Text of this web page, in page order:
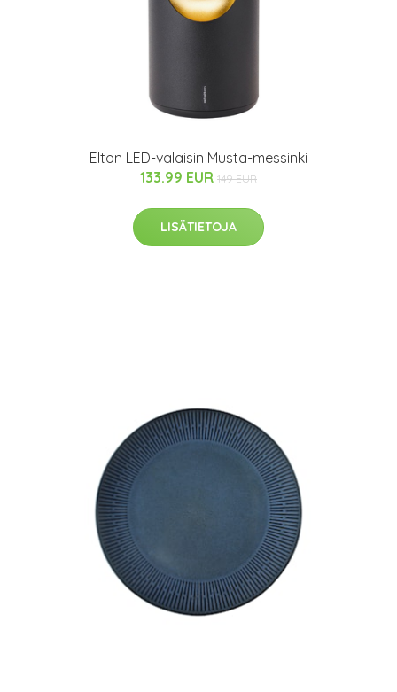
Elton LED-valaisin Musta-messinki
133.99 EUR 149 EUR
LISÄTIETOJA